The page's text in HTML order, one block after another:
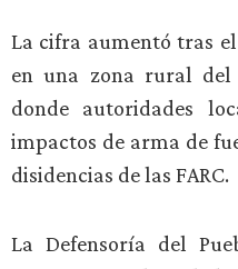
La cifra aumentó tras
en una zona rural del
donde autoridades
impactos de arma de
disidencias de las FARC.
La Defensoría del